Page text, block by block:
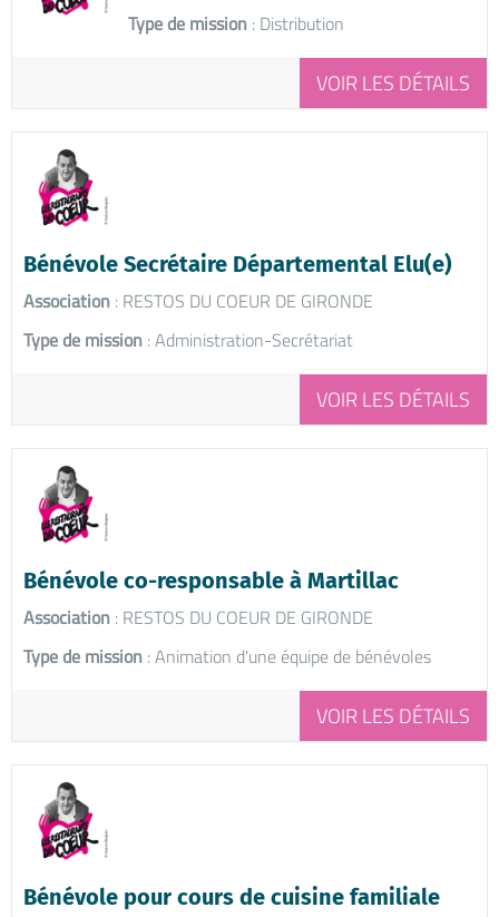
Type de mission : Distribution
VOIR LES DÉTAILS
Bénévole Secrétaire Départemental Elu(e)
Association : RESTOS DU COEUR DE GIRONDE
Type de mission : Administration-Secrétariat
VOIR LES DÉTAILS
Bénévole co-responsable à Martillac
Association : RESTOS DU COEUR DE GIRONDE
Type de mission : Animation d'une équipe de bénévoles
VOIR LES DÉTAILS
Bénévole pour cours de cuisine familiale